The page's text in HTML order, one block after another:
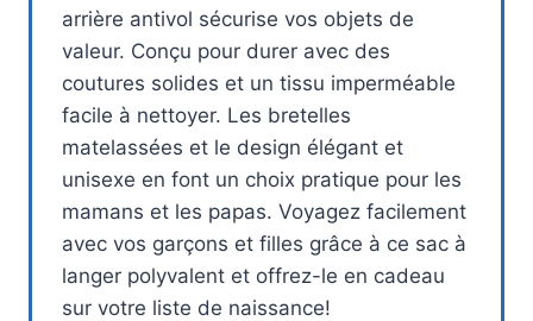
arrière antivol sécurise vos objets de
valeur. Conçu pour durer avec des
coutures solides et un tissu imperméable
facile à nettoyer. Les bretelles
matelassées et le design élégant et
unisexe en font un choix pratique pour les
mamans et les papas. Voyagez facilement
avec vos garçons et filles grâce à ce sac à
langer polyvalent et offrez-le en cadeau
sur votre liste de naissance!